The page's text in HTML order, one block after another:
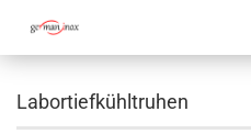
Labortiefkühltruhen